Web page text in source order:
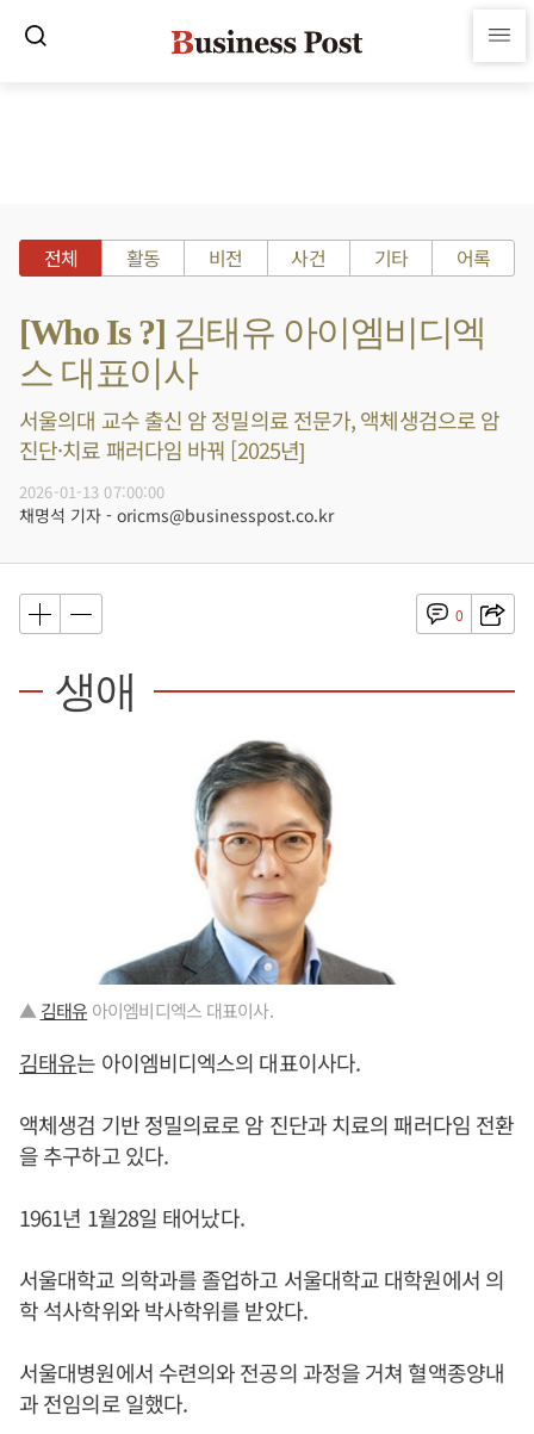
전체 활동 비전 사건 기타 어록
[Who Is ?] 김태유 아이엠비디엑
스 대표이사
서울의대 교수 출신 암 정밀의료 전문가, 액체생검으로 암
진단·치료 패러다임 바꿔 [2025년]
2026-01-13 07:00:00
채명석 기자 - oricms@businesspost.co.kr
0
생애
▲ 김태유 아이엠비디엑스 대표이사.
김태유는 아이엠비디엑스의 대표이사다.
액체생검 기반 정밀의료로 암 진단과 치료의 패러다임 전환
을 추구하고 있다.
1961년 1월28일 태어났다.
서울대학교 의학과를 졸업하고 서울대학교 대학원에서 의
학 석사학위와 박사학위를 받았다.
서울대병원에서 수련의와 전공의 과정을 거쳐 혈액종양내
과 전임의로 일했다.